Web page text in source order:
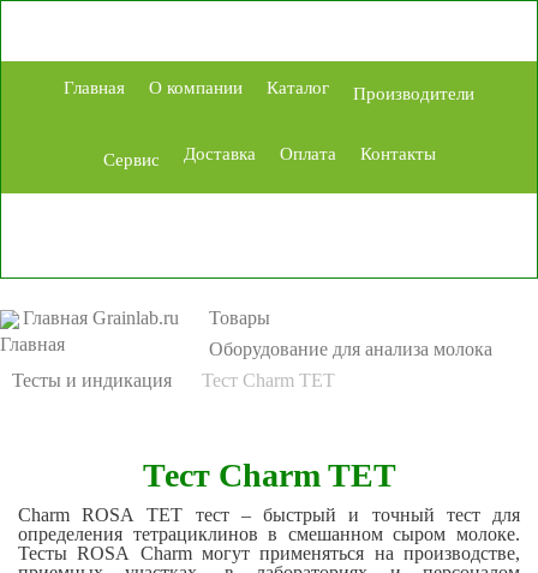
Главная О компании Каталог Производители
Сервис Доставка Оплата Контакты
Главная Grainlab.ru
Товары
Оборудование для анализа молока
Тесты и индикация
Тест Charm TET
Тест Charm TET
Charm ROSA TET
тест – быстрый и точный тест для
определения тетрациклинов в смешанном сыром молоке.
ТестыROSA Charm могут применяться на производстве,